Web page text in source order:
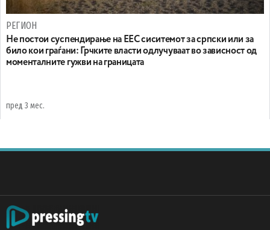
РЕГИОН
Не постои суспендирање на ЕЕС сиситемот за српски или за
било кои граѓани: Грчките власти одлучуваат во зависност од
моменталните гужви на границата
пред 3 мес.